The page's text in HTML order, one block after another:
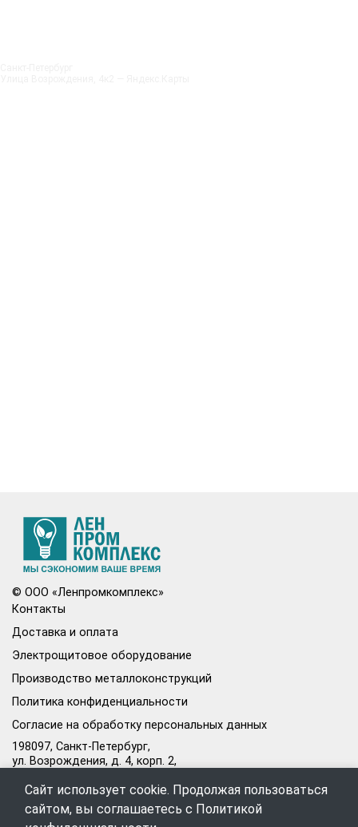
© ООО «Ленпромкомплекс»
Контакты
Доставка и оплата
Электрощитовое оборудование
Производство металлоконструкций
Политика конфиденциальности
Согласие на обработку персональных данных
198097, Санкт-Петербург,
ул. Возрождения, д. 4, корп. 2,
Режим работы офиса:
Пн–Пт: 09:00–18:00
Сайт использует cookie. Продолжая пользоваться
сайтом, вы соглашаетесь с Политикой